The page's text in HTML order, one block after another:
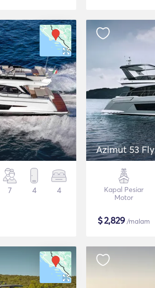
7 4 4
Azimut 53 Fly
Kapal Pesiar
Motor
$2,829/malam